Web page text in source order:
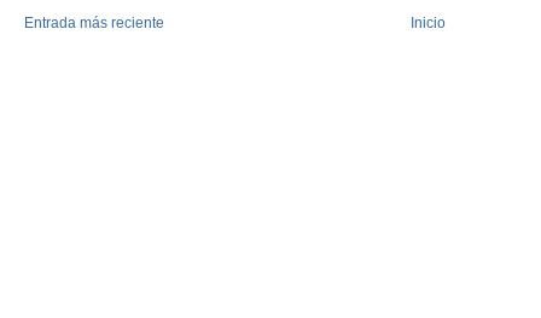
Entrada más reciente Inicio